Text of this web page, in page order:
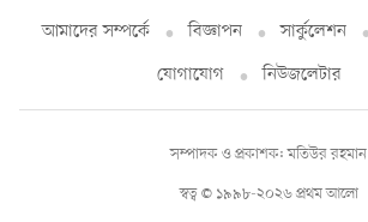
আমাদের সম্পর্কে বিজ্ঞাপন সার্কুলেশন
যোগাযোগ
নিউজলেটার
স্বত্ব © ১৯৯৮-২০২৬ প্রথম আলো
সম্পাদক ও প্রকাশক: মতিউর রহমান